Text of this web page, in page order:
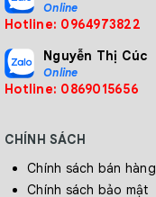
Online
Hotline: 0964973822
Nguyễn Thị Cúc
Online
Hotline: 0869015656
CHÍNH SÁCH
Chính sách bán hàng
Chính sách bảo mật